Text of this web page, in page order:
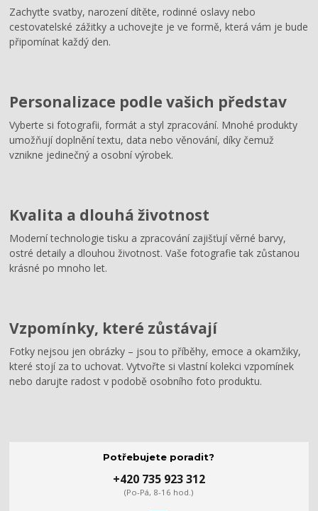
Zachyťte svatby, narození dítěte, rodinné oslavy nebo
cestovatelské zážitky a uchovejte je ve formě, která vám je bude
připomínat každý den.
Personalizace podle vašich představ
Vyberte si fotografii, formát a styl zpracování. Mnohé produkty
umožňují doplnění textu, data nebo věnování, díky čemuž
vznikne jedinečný a osobní výrobek.
Kvalita a dlouhá životnost
Moderní technologie tisku a zpracování zajišťují věrné barvy,
ostré detaily a dlouhou životnost. Vaše fotografie tak zůstanou
krásné po mnoho let.
Vzpomínky, které zůstávají
Fotky nejsou jen obrázky – jsou to příběhy, emoce a okamžiky,
které stojí za to uchovat. Vytvořte si vlastní kolekci vzpomínek
nebo darujte radost v podobě osobního foto produktu.
Potřebujete poradit?
+420 735 923 312
(Po-Pá, 8-16 hod.)